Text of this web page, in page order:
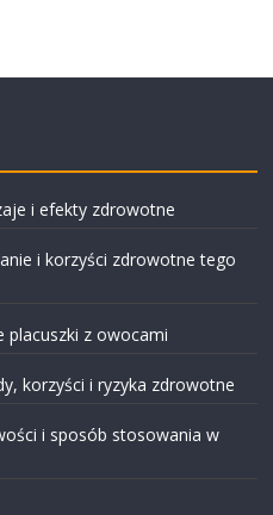
i efekty zdrowotne
i korzyści zdrowotne tego
placuszki z owocami
korzyści i ryzyka zdrowotne
i sposób stosowania w